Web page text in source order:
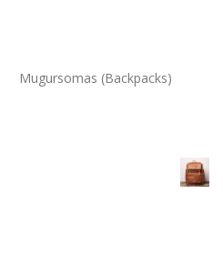
Mugursomas (Backpacks)